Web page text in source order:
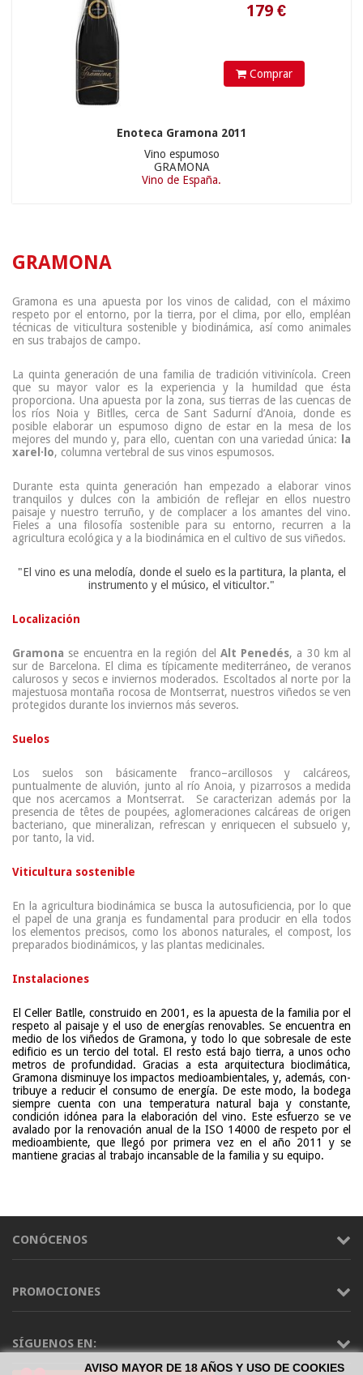
Comprar
Enoteca Gramona 2011
Vino espumoso
GRAMONA
Vino de España.
GRAMONA
Gramona es una apuesta por los vinos de calidad, con el máximo
respeto por el entorno, por la tierra, por el clima, por ello, empléan
técnicas de viticultura sostenible y biodinámica, así como animales
en sus trabajos de campo.
La quinta generación de una familia de tradición vitivinícola. Creen
que su mayor valor es la experiencia y la humildad que ésta
proporciona. Una apuesta por la zona, sus tierras de las cuencas de
los ríos Noia y Bitlles, cerca de Sant Sadurní d’Anoia, donde es
posible elaborar un espumoso digno de estar en la mesa de los
mejores del mundo y, para ello, cuentan con una variedad única:
la
xarel·lo, columna vertebral de sus vinos espumosos.
Durante esta quinta generación han empezado a elaborar vinos
tranquilos y dulces con la ambición de reflejar en ellos nuestro
paisaje y nuestro terruño, y de complacer a los amantes del vino.
Fieles a una filosofía sostenible para su entorno, recurren a la
agricultura ecológica y a la biodinámica en el cultivo de sus viñedos.
"El vino es una melodía, donde el suelo es la partitura, la planta, el
instrumento y el músico, el viticultor."
Localización
Gramona se encuentra en la región del Alt Penedés, a 30 km al
sur de Barcelona. El clima es típicamente mediterráneo, de veranos
calurosos y secos e inviernos moderados. Escoltados al norte por la
majestuosa montaña rocosa de Montserrat, nuestros viñedos se ven
protegidos durante los inviernos más severos.
Suelos
Los suelos son básicamente franco–arcillosos y calcáreos,
puntualmente de aluvión, junto al río Anoia, y pizarrosos a medida
que nos acercamos a Montserrat. Se caracterizan además por la
presencia de têtes de poupées, aglomeraciones calcáreas de origen
bacteriano, que mineralizan, refrescan y enriquecen el subsuelo y,
por tanto, la vid.
Viticultura sostenible
En la agricultura biodinámica se busca la autosuficiencia, por lo que
el papel de una granja es fundamental para producir en ella todos
los elementos precisos, como los abonos naturales, el compost, los
preparados biodinámicos, y las plantas medicinales.
Instalaciones
El Celler Batlle, construido en 2001, es la apuesta de la familia por el
respeto al paisaje y el uso de energías renovables. Se encuentra en
medio de los viñedos de Gramona, y todo lo que sobresale de este
edificio es un tercio del to­tal. El resto está bajo tierra, a unos ocho
metros de profundidad. Gra­cias a esta arquitectura bioclimáti­ca,
Gramona disminuye los impactos medioambientales, y, además, con­
tribuye a reducir el consumo de energía. De este modo, la bodega
siempre cuenta con una temperatura natural baja y constante,
condición idónea para la elaboración del vino. Este esfuerzo se ve
avalado por la renovación anual de la ISO 14000 de respeto por el
medioambiente, que llegó por primera vez en el año 2011 y se
mantiene gracias al trabajo in­cansable de la familia y su equipo.
CONÓCENOS
PROMOCIONES
SÍGUENOS EN:
AVISO MAYOR DE 18 AÑOS Y USO DE COOKIES